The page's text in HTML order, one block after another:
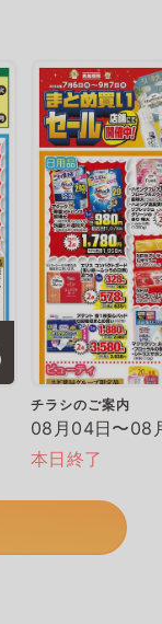
チラシのご案内
08月04日〜08
本日終了